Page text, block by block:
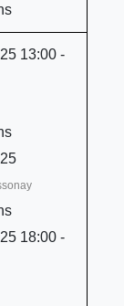
13:00 -
18:00 -